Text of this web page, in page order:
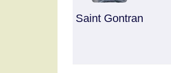
Saint Gontran